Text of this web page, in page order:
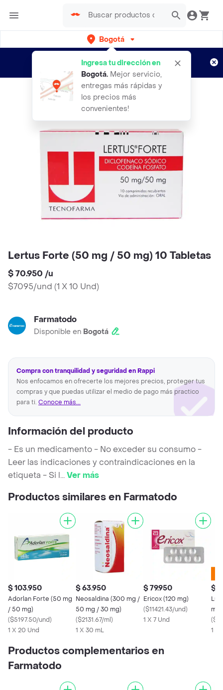
Bogotá
Ingresa tu dirección en
Bogotá. Mejor servicio,
entregas más rápidas y
los precios más
convenientes!
envíos gratis por semanas
Aplican TyC
Lertus Forte (50 mg / 50 mg) 10 Tabletas
$ 70.950 /u
$7095/und (1 X 10 Und)
Farmatodo
Disponible en Bogotá
Compra con tranquilidad y seguridad en Rappi
Nos enfocamos en ofrecerte los mejores precios, proteger tus
compras y que puedas utilizar el medio de pago más practico
para ti. Conoce más...
Información del producto
- Es un medicamento - No exceder su consumo -
Leer las indicaciones y contraindicaciones en la
etiqueta - Si l...Ver más
Productos similares en Farmatodo
$ 103.950
Adorlan Forte (50 mg
/ 50 mg)
($5197.50/und)
1 X 20 Und
$ 63.950
Neosaldina (300 mg /
50 mg / 30 mg)
($2131.67/ml)
1 X 30 mL
$ 79.950
Ericox (120 mg)
($11421.43/und)
1 X 7 Und
$
mg)
(
1 X
Productos complementarios en
Farmatodo